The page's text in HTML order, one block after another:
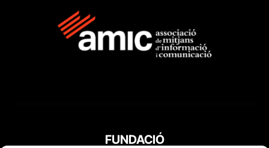
FUNDACIÓ